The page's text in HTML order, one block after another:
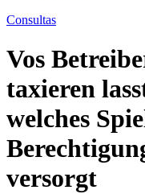
Consultas
Vos
taxieren
welches
versorgt